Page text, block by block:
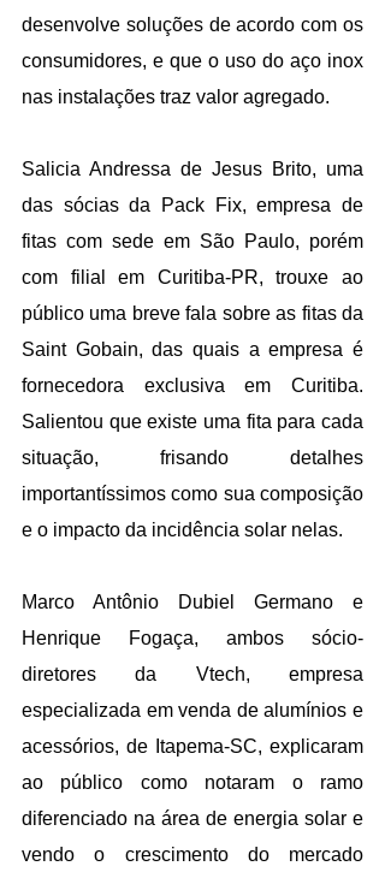
desenvolve soluções de acordo com os
consumidores, e que o uso do aço inox
nas instalações traz valor agregado.
Salicia Andressa de Jesus Brito, uma
das sócias da Pack Fix, empresa de
fitas com sede em São Paulo, porém
com filial em Curitiba-PR, trouxe ao
público uma breve fala sobre as fitas da
Saint Gobain, das quais a empresa é
fornecedora exclusiva em Curitiba.
Salientou que existe uma fita para cada
situação, frisando detalhes
importantíssimos como sua composição
e o impacto da incidência solar nelas.
Marco Antônio Dubiel Germano e
Henrique Fogaça, ambos sócio-
diretores da Vtech, empresa
especializada em venda de alumínios e
acessórios, de Itapema-SC, explicaram
ao público como notaram o ramo
diferenciado na área de energia solar e
vendo o crescimento do mercado